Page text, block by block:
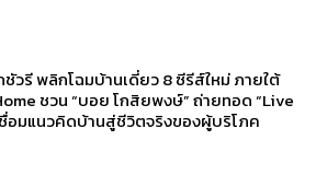
วรี พลิกโฉมบ้านเดี่ยว 8 ซีรีส์ใหม่ ภายใต้
ชวน “บอย โกสิยพงษ์” ถ่ายทอด “Live
ชื่อมแนวคิดบ้านสู่ชีวิตจริงของผู้บริโภค